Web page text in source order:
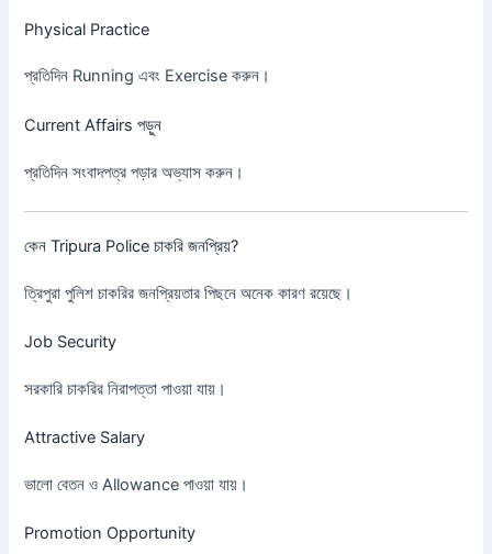
Physical Practice
প্রতিদিন Running এবং Exercise করুন।
Current Affairs পড়ুন
প্রতিদিন সংবাদপত্র পড়ার অভ্যাস করুন।
কেন Tripura Police চাকরি জনপ্রিয়?
ত্রিপুরা পুলিশ চাকরির জনপ্রিয়তার পিছনে অনেক কারণ রয়েছে।
Job Security
সরকারি চাকরির নিরাপত্তা পাওয়া যায়।
Attractive Salary
ভালো বেতন ও Allowance পাওয়া যায়।
Promotion Opportunity